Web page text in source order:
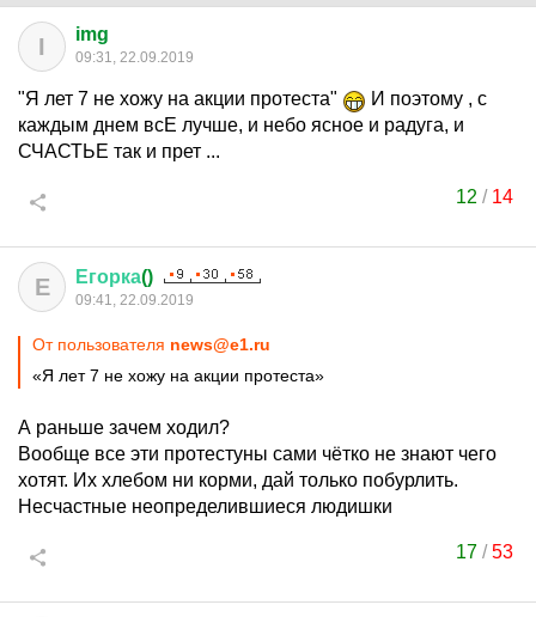
I img
09:31, 22.09.2019
"Я лет 7 не хожу на акции протеста"
И поэтому , с
каждым днем всЕ лучше, и небо ясное и радуга, и
СЧАСТЬЕ так и прет ...
12 / 14
Е Егорка()
09:41, 22.09.2019
От пользователя news@e1.ru
«Я лет 7 не хожу на акции протеста»
А раньше зачем ходил?
Вообще все эти протестуны сами чётко не знают чего
хотят. Их хлебом ни корми, дай только побурлить.
Несчастные неопределившиеся людишки
17/53